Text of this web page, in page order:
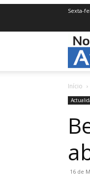
Sexta-
Início
16 de